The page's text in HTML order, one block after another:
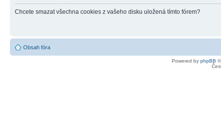
Chcete smazat všechna cookies z vašeho disku uložená tímto fórem?
Obsah fóra
Powered by phpBB